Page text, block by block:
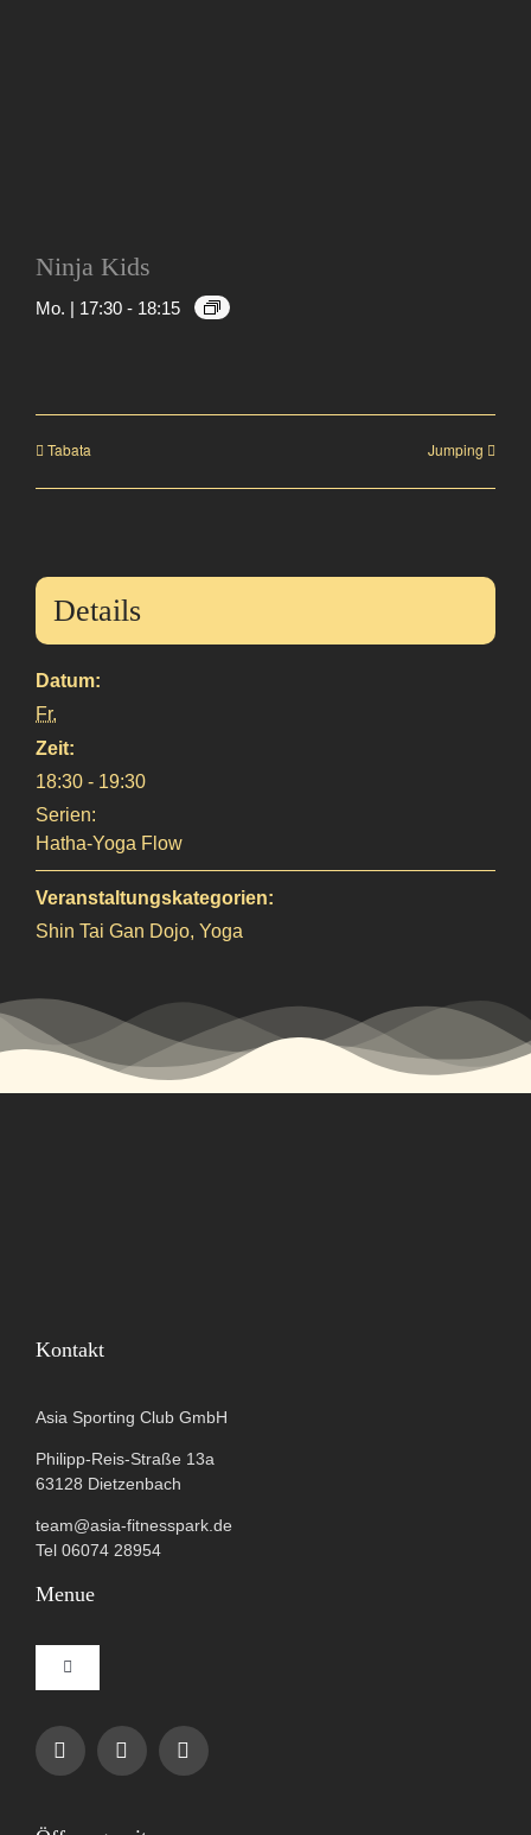
Ninja Kids
Mo. | 17:30 - 18:15
Tabata Jumping
Details
Datum:
Fr.
Zeit:
18:30 - 19:30
Serien:
Hatha-Yoga Flow
Veranstaltungskategorien:
Shin Tai Gan Dojo, Yoga
Kontakt
Asia Sporting Club GmbH
Philipp-Reis-Straße 13a
63128 Dietzenbach
team@asia-fitnesspark.de
Tel 06074 28954
Menue
Toggle
Navigation
Impressum